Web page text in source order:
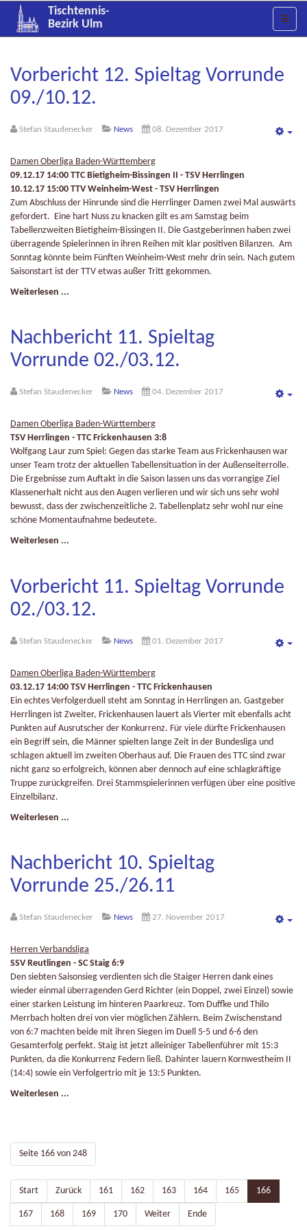
Tischtennis-
Bezirk Ulm
Vorbericht 12. Spieltag Vorrunde
09./10.12.
Stefan Staudenecker News 08. Dezember 2017
Damen Oberliga Baden-Württemberg
09.12.17 14:00 TTC Bietigheim-Bissingen II - TSV Herrlingen
10.12.17 15:00 TTV Weinheim-West - TSV Herrlingen
Zum Abschluss der Hinrunde sind die Herrlinger Damen zwei Mal auswärts
gefordert. Eine hart Nuss zu knacken gilt es am Samstag beim
Tabellenzweiten Bietigheim-Bissingen II. Die Gastgeberinnen haben zwei
überragende Spielerinnen in ihren Reihen mit klar positiven Bilanzen. Am
Sonntag könnte beim Fünften Weinheim-West mehr drin sein. Nach gutem
Saisonstart ist der TTV etwas außer Tritt gekommen.
Weiterlesen ...
Nachbericht 11. Spieltag
Vorrunde 02./03.12.
Stefan Staudenecker News 04. Dezember 2017
Damen Oberliga Baden-Württemberg
TSV Herrlingen - TTC Frickenhausen 3:8
Wolfgang Laur zum Spiel: Gegen das starke Team aus Frickenhausen war
unser Team trotz der aktuellen Tabellensituation in der Außenseiterrolle.
Die Ergebnisse zum Auftakt in die Saison lassen uns das vorrangige Ziel
Klassenerhalt nicht aus den Augen verlieren und wir sich uns sehr wohl
bewusst, dass der zwischenzeitliche 2. Tabellenplatz sehr wohl nur eine
schöne Momentaufnahme bedeutete.
Weiterlesen ...
Vorbericht 11. Spieltag Vorrunde
02./03.12.
Stefan Staudenecker News 01. Dezember 2017
Damen Oberliga Baden-Württemberg
03.12.17 14:00 TSV Herrlingen - TTC Frickenhausen
Ein echtes Verfolgerduell steht am Sonntag in Herrlingen an. Gastgeber
Herrlingen ist Zweiter, Frickenhausen lauert als Vierter mit ebenfalls acht
Punkten auf Ausrutscher der Konkurrenz. Für viele dürfte Frickenhausen
ein Begriff sein, die Männer spielten lange Zeit in der Bundesliga und
schlagen aktuell im zweiten Oberhaus auf. Die Frauen des TTC sind zwar
nicht ganz so erfolgreich, können aber dennoch auf eine schlagkräftige
Truppe zurückgreifen. Drei Stammspielerinnen verfügen über eine positive
Einzelbilanz.
Weiterlesen ...
Nachbericht 10. Spieltag
Vorrunde 25./26.11
Stefan Staudenecker News 27. November 2017
Herren Verbandsliga
SSV Reutlingen - SC Staig 6:9
Den siebten Saisonsieg verdienten sich die Staiger Herren dank eines
wieder einmal überragenden Gerd Richter (ein Doppel, zwei Einzel) sowie
einer starken Leistung im hinteren Paarkreuz. Tom Duffke und Thilo
Merrbach holten drei von vier möglichen Zählern. Beim Zwischenstand
von 6:7 machten beide mit ihren Siegen im Duell 5-5 und 6-6 den
Gesamterfolg perfekt. Staig ist jetzt alleiniger Tabellenführer mit 15:3
Punkten, da die Konkurrenz Federn ließ. Dahinter lauern Kornwestheim II
(14:4) sowie ein Verfolgertrio mit je 13:5 Punkten.
Weiterlesen ...
Seite 166 von 248
Start Zurück 161 162 163 164 165 166
167 168 169 170 Weiter Ende